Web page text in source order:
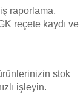
raporlama,
reçete kaydı ve
stok
işleyin.